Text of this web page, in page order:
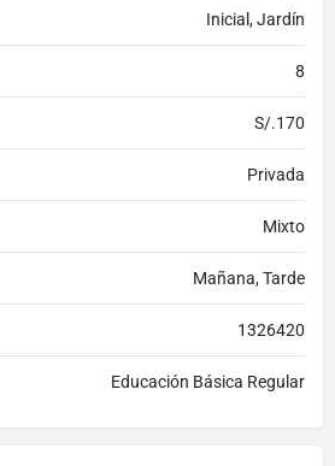
Inicial, Jardín
8
S/.170
Privada
Mixto
Mañana, Tarde
1326420
Educación Básica Regular